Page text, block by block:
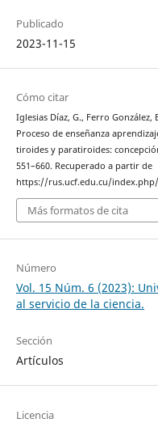
Publicado
2023-11-15
Cómo citar
Iglesias Díaz, G., Ferro
Proceso de enseñanza
tiroides y paratiroides:
551–660. Recuperado a partir de
https://rus.ucf.edu.cu/
Más formatos de cita
Número
Vol. 15 Núm. 6 (2023):
al servicio de la ciencia.
Sección
Artículos
Licencia